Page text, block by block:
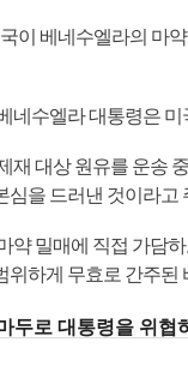
이 베네수엘라의 마
네수엘라 대통령은
재 대상 원유를 운송
심을 드러낸 것이라고
약 밀매에 직접 가담
하게 무효로 간주된
두로 대통령을 위협